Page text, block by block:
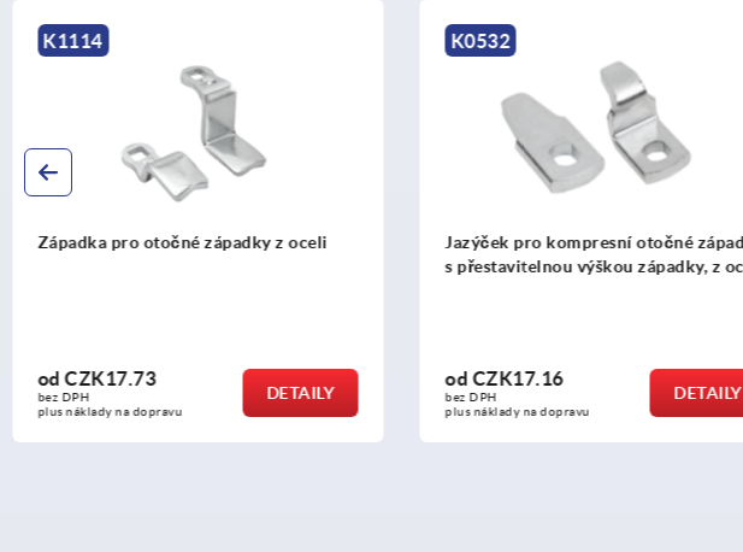
K0532
Jazýček pro kompresní otočné západky
odCZK17.16
bez DPH
plus náklady na dopravu
DETAILY
K1511
Klíč pro ?otočnou západku
od CZK167.88
bez DPH
plus náklady na dopravu
DETAILY